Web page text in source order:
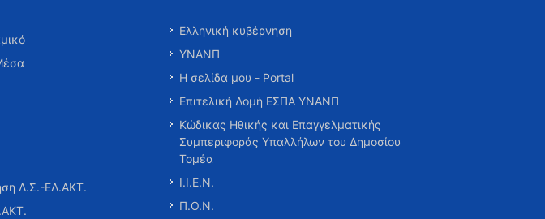
Λ.Σ.-ΕΛ.ΑΚΤ.
Ελληνική κυβέρνηση
ΥΝΑΝΠ
Η σελίδα μου - Portal
Επιτελική Δομή ΕΣΠΑ ΥΝΑΝΠ
Κώδικας Ηθικής και Επαγγελματικής
Συμπεριφοράς Υπαλλήλων του Δημοσίου
Τομέα
Ι.Ι.Ε.Ν.
Π.Ο.Ν.